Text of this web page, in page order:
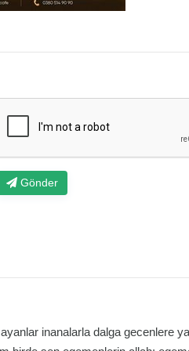
Gönder
inanalarla dalga gecenlere